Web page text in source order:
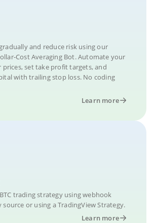
and reduce risk using our
Cost Averaging Bot. Automate your
set take profit targets, and
with trailing stop loss. No coding
Learn more
trading strategy using webhook
source or using a TradingView Strategy.
Learn more